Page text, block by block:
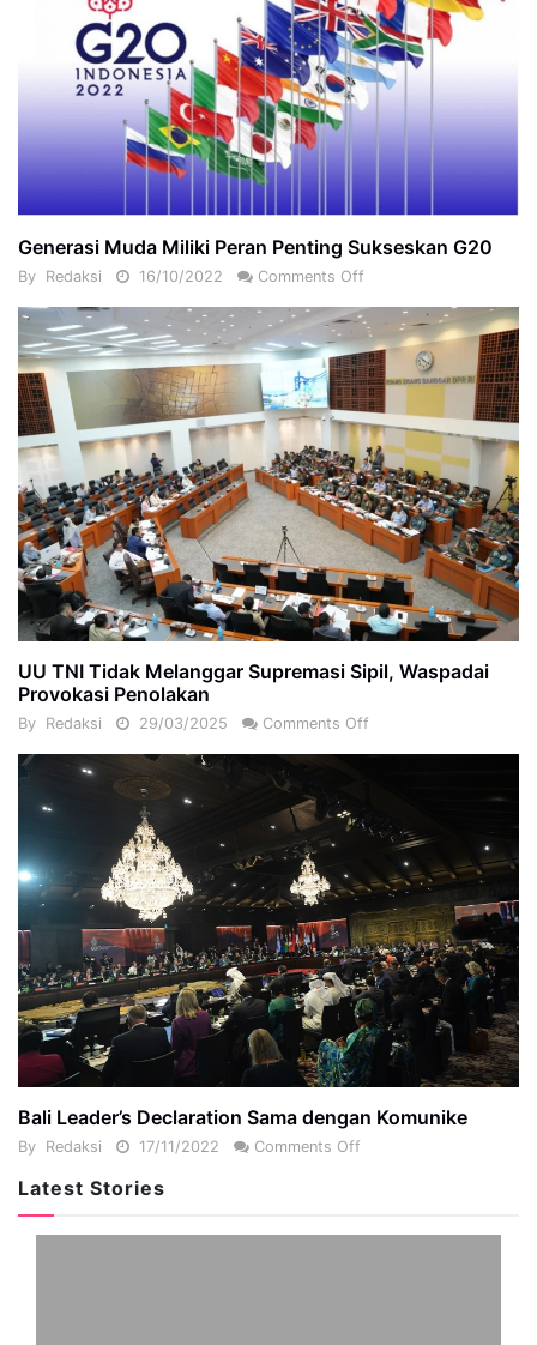
Generasi Muda Miliki Peran Penting Sukseskan G20
By Redaksi 16/10/2022 Comments Off
UU TNI Tidak Melanggar Supremasi Sipil, Waspadai
Provokasi Penolakan
By Redaksi 29/03/2025 Comments Off
Bali Leader’s Declaration Sama dengan Komunike
By Redaksi 17/11/2022 Comments Off
Latest Stories